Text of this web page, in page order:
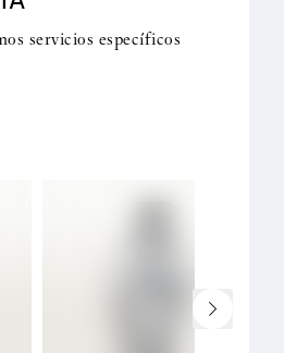
servicios específicos
NEXT SLIDE